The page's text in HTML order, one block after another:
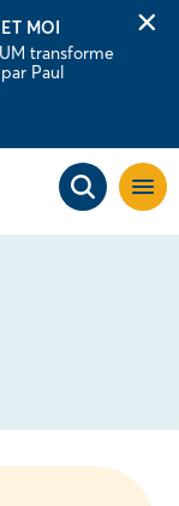
MOI
transforme
Paul
la